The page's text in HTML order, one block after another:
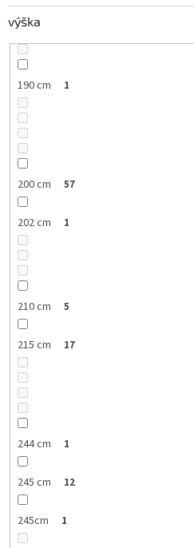
výška
190 cm 1
200 cm 57
202 cm 1
210 cm 5
215 cm 17
244 cm 1
245 cm 12
245cm 1